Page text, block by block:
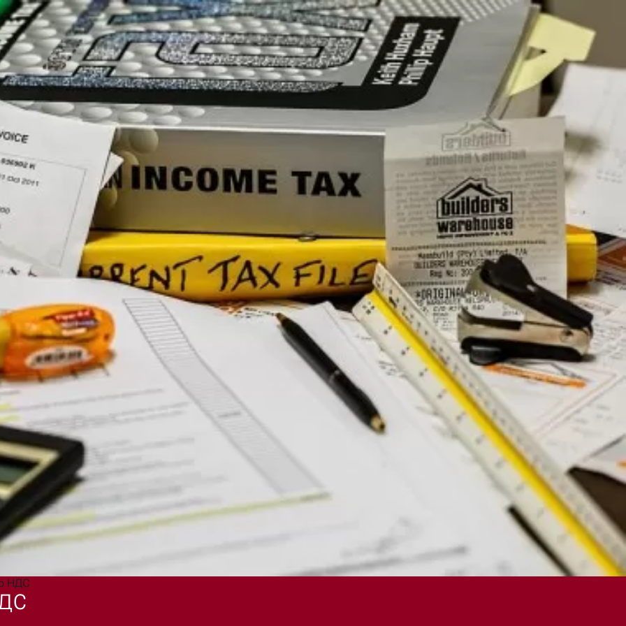
Главная
Наши компетенции
Наши компетенции
Наши компетенции
Практики
Отрасли
Команда
Команда
Проекты
Проекты
Новости
Новости
Новости
Мероприятия
Контакты
Контакты
Контакты
Arzinger Law Offices
Республика Беларусь, 220030
Минск, ул. Советская, 12, офис 29
+375 29 304-34-11
mail@arzinger.by
Написать в чат
НДС
Написать в чат
Написать в чат
ближайшее время.
Комментарий*
запроса и обратной связи в соответствии с Политикой обработки персональных данных. Ознакомлен(а) с
и улучшения работы сайта в соответствии сПолитикой обработки файлов cookie.